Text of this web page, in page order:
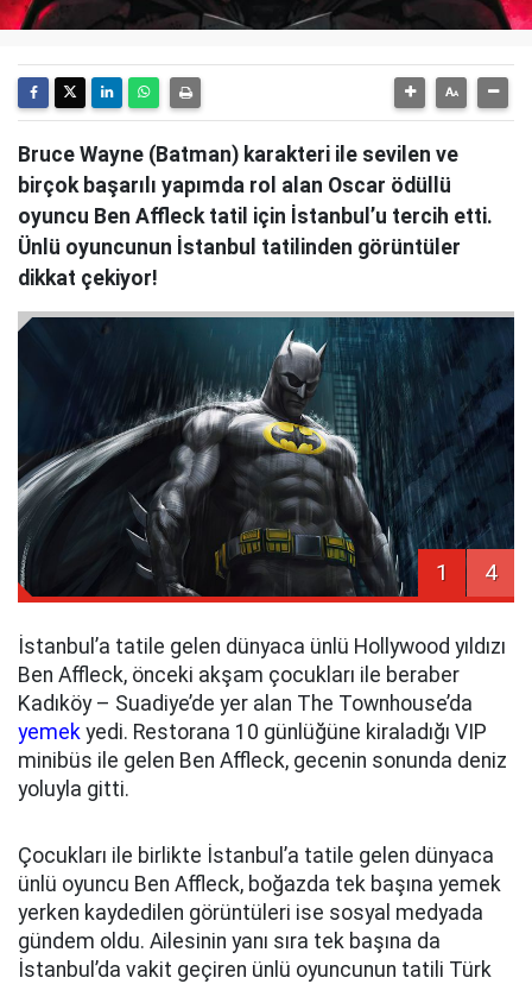
Bruce Wayne (Batman) karakteri ile sevilen ve
birçok başarılı yapımda rol alan Oscar ödüllü
oyuncu Ben Affleck tatil için İstanbul’u tercih etti.
Ünlü oyuncunun İstanbul tatilinden görüntüler
dikkat çekiyor!
1 4
İstanbul’a tatile gelen dünyaca ünlü Hollywood yıldızı
Ben Affleck, önceki akşam çocukları ile beraber
Kadıköy – Suadiye’de yer alan The Townhouse’da
yemek yedi. Restorana 10 günlüğüne kiraladığı VIP
minibüs ile gelen Ben Affleck, gecenin sonunda deniz
yoluyla gitti.
Çocukları ile birlikte İstanbul’a tatile gelen dünyaca
ünlü oyuncu Ben Affleck, boğazda tek başına yemek
yerken kaydedilen görüntüleri ise sosyal medyada
gündem oldu. Ailesinin yanı sıra tek başına da
İstanbul’da vakit geçiren ünlü oyuncunun tatili Türk